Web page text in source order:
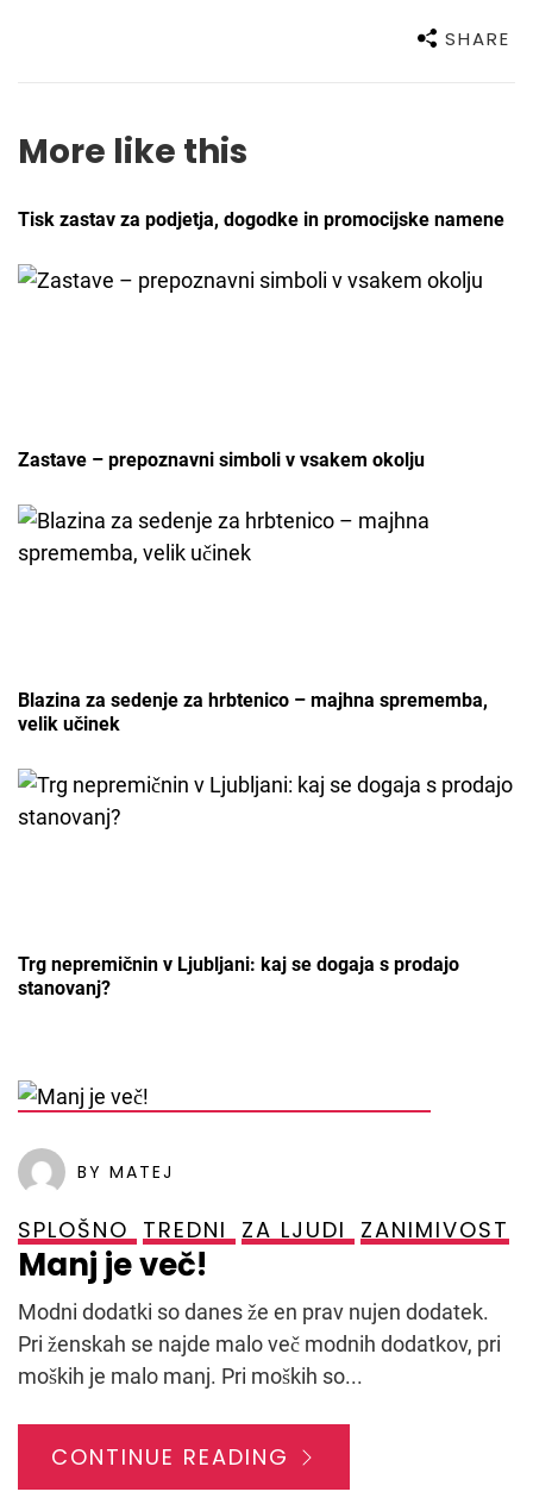
SHARE
More like this
Tisk zastav za podjetja, dogodke in promocijske namene
Zastave – prepoznavni simboli v vsakem okolju
Blazina za sedenje za hrbtenico – majhna sprememba,
velik učinek
Trg nepremičnin v Ljubljani: kaj se dogaja s prodajo
stanovanj?
BY MATEJ
SPLOŠNO TREDNI ZA LJUDI ZANIMIVOST
Manj je več!
Modni dodatki so danes že en prav nujen dodatek.
Pri ženskah se najde malo več modnih dodatkov, pri
moških je malo manj. Pri moških so...
CONTINUE READING